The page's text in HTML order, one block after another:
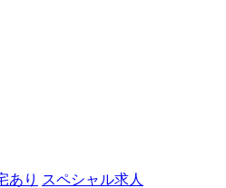
あり スペシャル求人